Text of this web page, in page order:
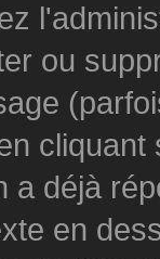
ou
a déjà
en